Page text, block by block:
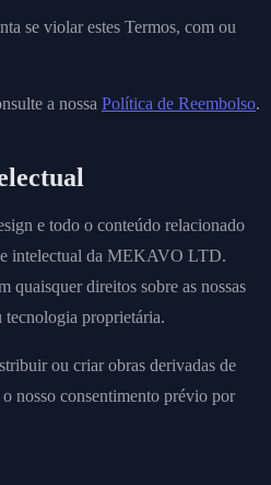
se violar estes Termos, com ou
a nossa Política de Reembolso.
e todo o conteúdo relacionado
intelectual da MEKAVO LTD.
quaisquer direitos sobre as nossas
tecnologia proprietária.
ou criar obras derivadas de
nosso consentimento prévio por